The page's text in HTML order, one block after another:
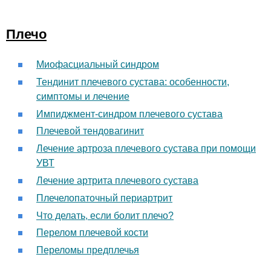
Плечо
Миофасциальный синдром
Тендинит плечевого сустава: особенности,
симптомы и лечение
Импиджмент-синдром плечевого сустава
Плечевой тендовагинит
Лечение артроза плечевого сустава при помощи
УВТ
Лечение артрита плечевого сустава
Плечелопаточный периартрит
Что делать, если болит плечо?
Перелом плечевой кости
Переломы предплечья